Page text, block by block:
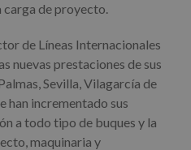
carga de proyecto.
de Líneas Internacionales
nuevas prestaciones de sus
Sevilla, Vilagarcía de
han incrementado sus
a todo tipo de buques y la
maquinaria y